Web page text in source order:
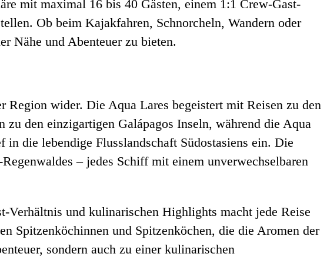
mit maximal 16 bis 40 Gästen, einem 1:1 Crew-Gast-
Ob beim Kajakfahren, Schnorcheln, Wandern oder
Nähe und Abenteuer zu bieten.
Region wider. Die Aqua Lares begeistert mit Reisen zu den
den einzigartigen Galápagos Inseln, während die Aqua
die lebendige Flusslandschaft Südostasiens ein. Die
– jedes Schiff mit einem unverwechselbaren
Verhältnis und kulinarischen Highlights macht jede Reise
Spitzenköchinnen und Spitzenköchen, die die Aromen der
sondern auch zu einer kulinarischen